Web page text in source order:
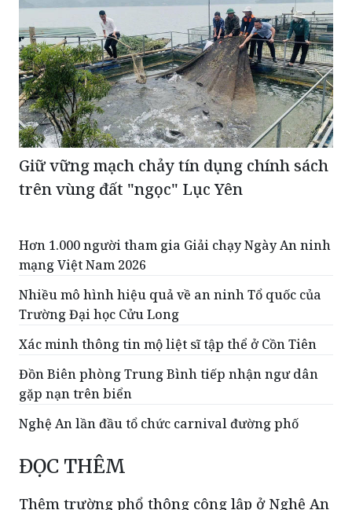
Giữ vững mạch chảy tín dụng chính sách
trên vùng đất "ngọc" Lục Yên
Hơn 1.000 người tham gia Giải chạy Ngày An ninh
mạng Việt Nam 2026
Nhiều mô hình hiệu quả về an ninh Tổ quốc của
Trường Đại học Cửu Long
Xác minh thông tin mộ liệt sĩ tập thể ở Cồn Tiên
Đồn Biên phòng Trung Bình tiếp nhận ngư dân
gặp nạn trên biển
Nghệ An lần đầu tổ chức carnival đường phố
ĐỌC THÊM
Thêm trường phổ thông công lập ở Nghệ An